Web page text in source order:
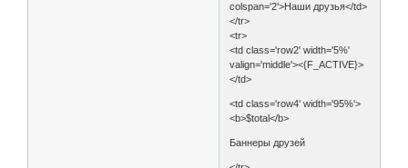
colspan='2'>Наши друзья</td>
</tr>
<tr>
<td class='row2' width='5%'
valign='middle'><{F_ACTIVE}>
</td>
<td class='row4' width='95%'>
<b>$total</b>
Баннеры друзей